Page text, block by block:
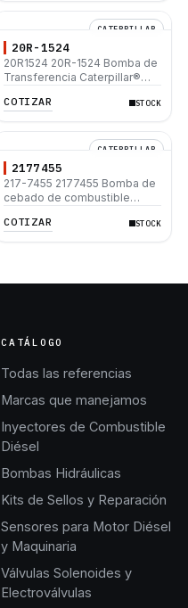
CATERPILLAR
20R-1524
20R1524 20R-1524 Bomba de
Transferencia Caterpillar®
D8N 631G 966H 972H
COTIZAR STOCK
CATERPILLAR
2177455
217-7455 2177455 Bomba de
cebado de combustible
330C L 336D L D6T C15 C27
COTIZAR STOCK
CATÁLOGO
Todas las referencias
Marcas que manejamos
Inyectores de Combustible
Diésel
Bombas Hidráulicas
Kits de Sellos y Reparación
Sensores para Motor Diésel
y Maquinaria
Válvulas Solenoides y
Electroválvulas